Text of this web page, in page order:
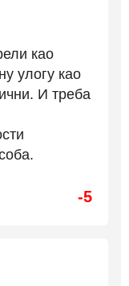
као
улогу као
И треба
-5